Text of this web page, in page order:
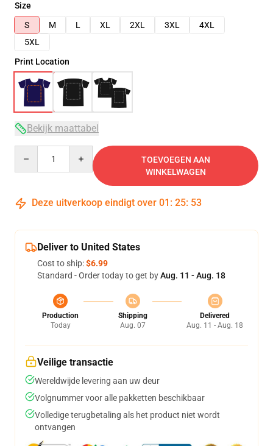
Size
S
M L XL 2XL 3XL
4XL
5XL
Print Location
Bekijk maattabel
TOEVOEGEN AAN
WINKELWAGEN
Deze uitverkoop eindigt over 01 : 25: 53
Deliver to United States
Cost to ship:$6.99
Standard - Order today to get byAug. 11 - Aug. 18
Production
Today
Shipping
Aug. 07
Delivered
Aug. 11 - Aug. 18
Veilige transactie
Wereldwijde levering aan uw deur
Volgnummer voor alle pakketten beschikbaar
Volledige terugbetaling als het product niet wordt
ontvangen